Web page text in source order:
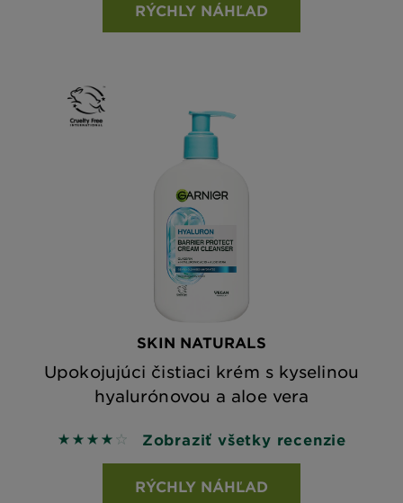
RÝCHLY NÁHĽAD
SKIN NATURALS
Upokojujúci čistiaci krém s kyselinou
hyalurónovou a aloe vera
4 out of 5 stars based on reviews
Zobraziť všetky recenzie
RÝCHLY NÁHĽAD